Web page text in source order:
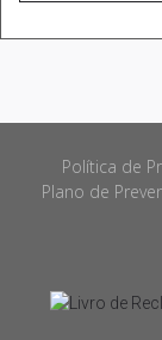
Política de
Plano de